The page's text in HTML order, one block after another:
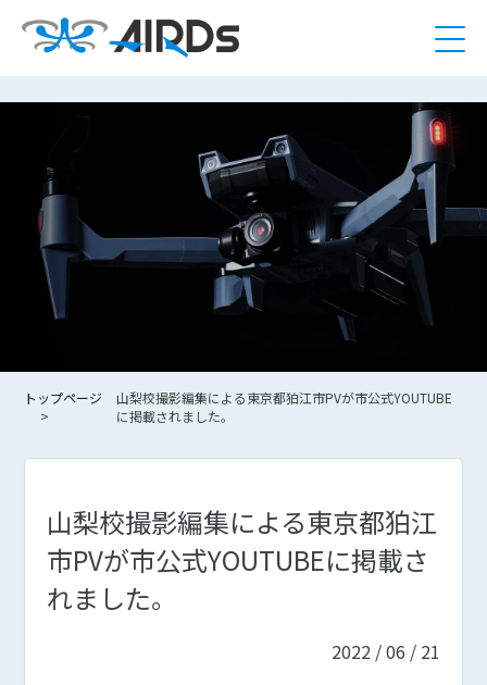
トップページ
山梨校撮影編集による東京都狛江市PVが市公式YOUTUBE
に掲載されました。
山梨校撮影編集による東京都狛江
市PVが市公式YOUTUBEに掲載さ
れました。
2022 / 06 / 21